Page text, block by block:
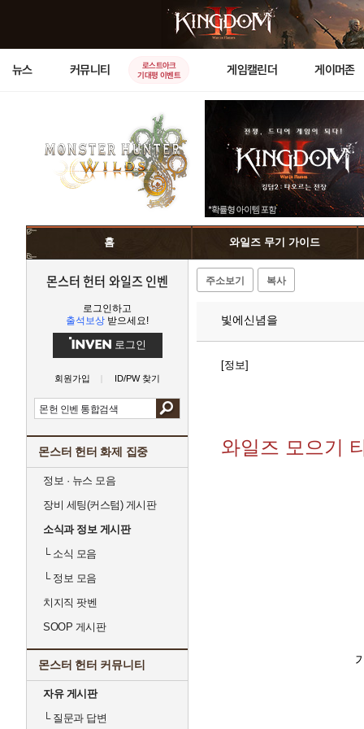
뉴스 커뮤니티
로스트아크
기대평 이벤트
게임캘린더 게이머존
홈 와일즈 무기 가이드
몬스터 헌터 와일즈 인벤
로그인하고
출석보상 받으세요!
로그인
회원가입 ID/PW 찾기
몬스터 헌터 화제 집중
정보 · 뉴스 모음
장비 세팅(커스텀) 게시판
소식과 정보 게시판
└소식 모음
└정보 모음
치지직 팟벤
SOOP 게시판
몬스터 헌터 커뮤니티
자유 게시판
└질문과 답변
주소보기 복사
빛에신념을
[정보]
와일즈 모으기